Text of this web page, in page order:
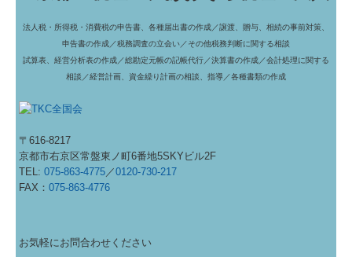
法人税・所得税・消費税の申告書、各種届出書の作成／譲渡、贈与、相続の事前対策、
申告書の作成／税務調査の立会い／その他税務判断に関する相談
試算表、経営分析表の作成／総勘定元帳の記帳代行／決算書の作成／会計処理に関する
相談／経営計画、資金繰り計画の相談、指導／各種書類の作成
〒616-8217
京都市右京区常盤東ノ町6番地5SKYビル2F
TEL:075-863-4775 ／0120-730-217
FAX：075-863-4776
お気軽にお問合わせください